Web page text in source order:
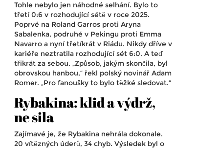
Tohle nebylo jen náhodné selhání. Bylo to
třetí 0:6 v rozhodující sétě v roce 2025.
Poprvé na Roland Garros proti Aryna
Sabalenka, podruhé v Pekingu proti Emma
Navarro a nyní třetíkrát v Riádu. Nikdy dříve v
kariéře neztratila rozhodující sét 6:0. A teď
třikrát za sebou. „Způsob, jakým skončila, byl
obrovskou hanbou,“ řekl polský novinář Adam
Romer. „Pro fanoušky to bylo těžké sledovat.“
Rybakina: klid a výdrž,
ne sila
Zajímavé je, že Rybakina nehrála dokonale.
20 vítězných úderů, 34 chyb. Výsledek byl o